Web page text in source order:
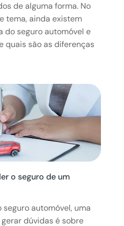
de alguma forma. No
tema, ainda existem
do seguro automóvel e
quais são as diferenças
o seguro de um
automóvel, uma
dúvidas é sobre